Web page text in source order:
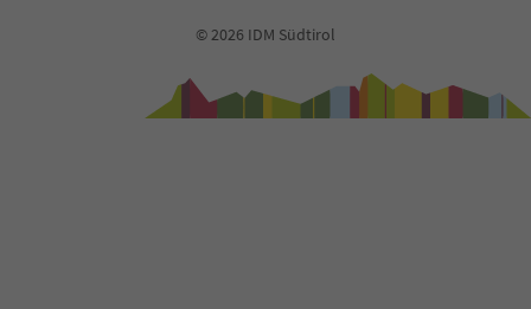
© 2026 IDM Südtirol